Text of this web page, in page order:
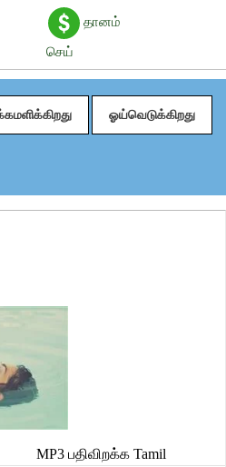
தானம்
செய்
ஓய்வெடுக்கிறது
MP3 பதிவிறக்க Tamil